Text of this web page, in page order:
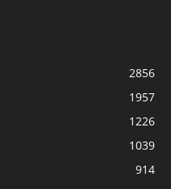
2856
1957
1226
1039
914